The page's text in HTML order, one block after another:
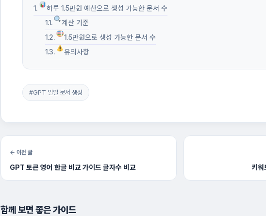
하루 1.5만원 예산으로 생성 가능한 문서 수
계산 기준
1.5만원으로 생성 가능한 문서 수
유의사항
#GPT 일일 문서 생성
← 이전 글
GPT 토큰 영어 한글 비교 가이드 글자수 비교 키워
함께 보면 좋은 가이드